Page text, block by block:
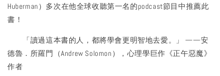
Huberman）多次在他全球收聽第一名的podcast節目中推薦此
書！
「讀過這本書的人，都將學會更明智地去愛。」 ——安
德魯．所羅門（Andrew Solomon），心理學巨作《正午惡魔》
作者